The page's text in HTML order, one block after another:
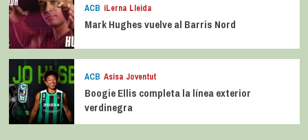
ACB iLerna Lleida
Mark Hughes vuelve al Barris Nord
ACB Asisa Joventut
Boogie Ellis completa la línea exterior
verdinegra